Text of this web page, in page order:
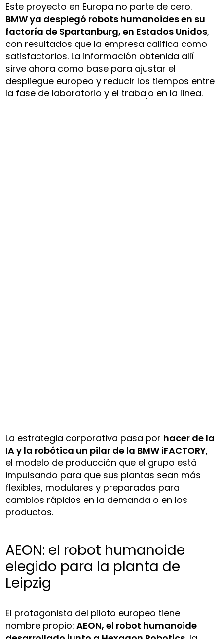
Este proyecto en Europa no parte de cero.
BMW ya desplegó robots humanoides en su
factoría de Spartanburg, en Estados Unidos,
con resultados que la empresa califica como
satisfactorios. La información obtenida allí
sirve ahora como base para ajustar el
despliegue europeo y reducir los tiempos entre
la fase de laboratorio y el trabajo en la línea.
La estrategia corporativa pasa por hacer de la
IA y la robótica un pilar de la BMW iFACTORY,
el modelo de producción que el grupo está
impulsando para que sus plantas sean más
flexibles, modulares y preparadas para
cambios rápidos en la demanda o en los
productos.
AEON: el robot humanoide
elegido para la planta de
Leipzig
El protagonista del piloto europeo tiene
nombre propio:AEON, el robot humanoide